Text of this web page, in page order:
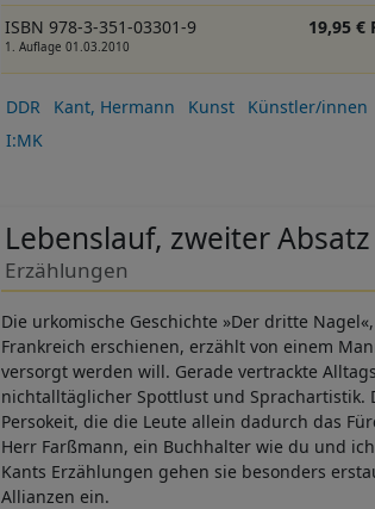
ISBN 978-3-351-03301-9
1. Auflage 01.03.2010
19,95 €
DDR Kant, Hermann Kunst Künstler/innen
I:MK
Lebenslauf, zweiter Absatz
Erzählungen
Die urkomische Geschichte »Der dritte
Frankreich erschienen, erzählt von einem
versorgt werden will. Gerade vertrackte
nichtalltäglicher Spottlust und Sprachartistik.
Persokeit, die die Leute allein dadurch das
Herr Farßmann, ein Buchhalter wie du und
Kants Erzählungen gehen sie besonders
Allianzen ein.